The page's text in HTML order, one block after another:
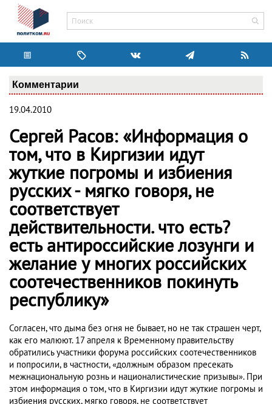
Комментарии
19.04.2010
Сергей Расов: «Информация о
том, что в Киргизии идут
жуткие погромы и избиения
русских - мягко говоря, не
соответствует
действительности. что есть?
есть антироссийские лозунги и
желание у многих российских
соотечественников покинуть
республику»
Согласен, что дыма без огня не бывает, но не так страшен черт,
как его малюют. 17 апреля к Временному правительству
обратились участники форума российских соотечественников
и попросили, в частности, «должным образом пресекать
межнациональную рознь и националистические призывы». При
этом информация о том, что в Киргизии идут жуткие погромы и
избиения русских, мягко говоря, не соответствует